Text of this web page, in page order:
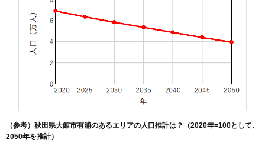
（参考）秋田県大館市有浦のあるエリアの人口推計は？（2020年=100として、
2050年を推計）